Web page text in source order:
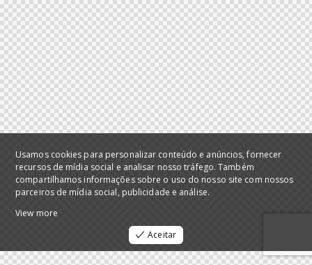
Usamos cookies para personalizar conteúdo e anúncios, fornecer
recursos de mídia social e analisar nosso tráfego. Também
compartilhamos informações sobre o uso do nosso site com nossos
parceiros de mídia social, publicidade e análise.
View more
Aceitar